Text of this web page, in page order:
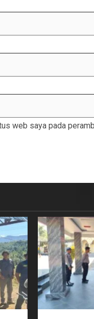
web saya pada